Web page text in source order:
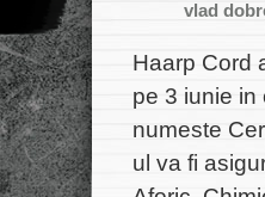
vlad
Haarp Cord
pe 3 iunie in
numeste
ul va fi